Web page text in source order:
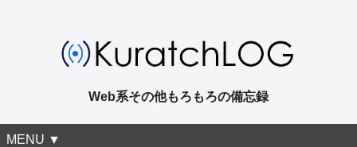
Web系その他もろもろの備忘録
MENU ▼